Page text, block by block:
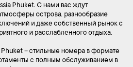
Phuket. С нами вас ждут
острова, разнообразие
и даже собственный рынок с
и расслабленного отдыха.
Phuket – стильные номера в формате
с полным обслуживанием в